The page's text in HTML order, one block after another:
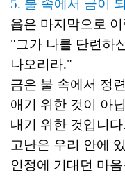
5. 불 속에서 금이
욥은 마지막으로
"그가 나를 단련하
나오리라."
금은 불 속에서 정
애기 위한 것이 아
내기 위한 것입니다.
고난은 우리 안에
인정에 기대던 마